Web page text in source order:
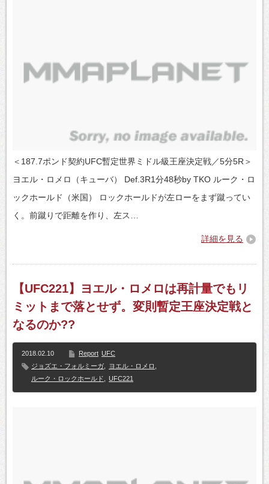
＜187.7ポンド契約UFC暫定世界ミドル級王座決定戦／5分5R＞
ヨエル・ロメロ（キューバ） Def.3R1分48秒by TKO ルーク・ロ
ックホールド（米国） ロックホールドが左ローをまず蹴ってい
く。前蹴りで距離を作り、左ス…
詳細を見る
【UFC221】ヨエル・ロメロは再計量でもリ
ミットまで落とせず。変則暫定王座決定戦と
なるのか??
2018.02.10 Report UFC
ジョズエ・フォルミーガ
ヨエル・ロメロ
ルーク・ロックホールド
UFC221